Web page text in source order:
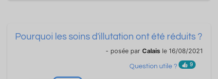
Pourquoi les soins d'illutation ont été réduits ?
- posée par Calais le 16/08/2021
Question utile ? 9